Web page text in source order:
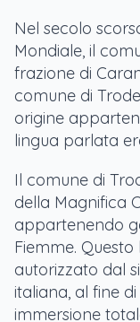
Nel secolo
Mondiale, il
frazione di
comune di
origine
lingua parlata
Il comune di
della Magnifica
appartenendo
Fiemme.
autorizzato dal
italiana, al fine
immersione